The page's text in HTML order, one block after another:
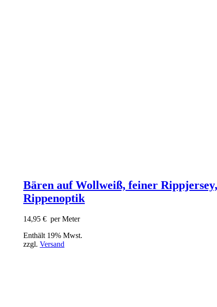
Bären auf Wollweiß, feiner Rippjersey,
Rippenoptik
14,95 € per Meter
Enthält 19% Mwst.
zzgl. Versand